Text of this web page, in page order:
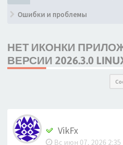
Ошибки и проблемы
НЕТ ИКОНКИ
ВЕРСИИ 2026.3.0
VikFx
Вс июн 07, 2026